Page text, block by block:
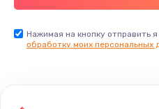
Нажимая на кнопку отправить
обработку моих персональных